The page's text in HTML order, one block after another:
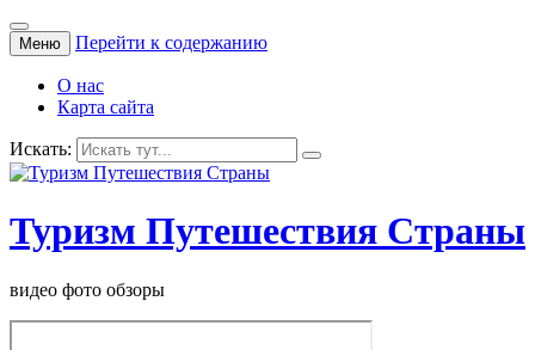
Меню Перейти к содержанию
О нас
Карта сайта
Искать:
Туризм Путешествия Страны
видео фото обзоры